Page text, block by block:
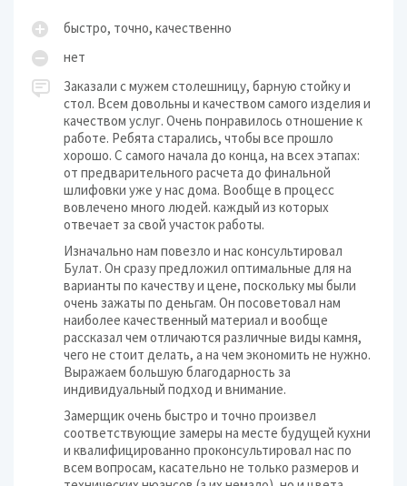
быстро, точно, качественно
нет
Заказали с мужем столешницу, барную стойку и
стол. Всем довольны и качеством самого изделия и
качеством услуг. Очень понравилось отношение к
работе. Ребята старались, чтобы все прошло
хорошо. С самого начала до конца, на всех этапах:
от предварительного расчета до финальной
шлифовки уже у нас дома. Вообще в процесс
вовлечено много людей. каждый из которых
отвечает за свой участок работы.
Изначально нам повезло и нас консультировал
Булат. Он сразу предложил оптимальные для на
варианты по качеству и цене, поскольку мы были
очень зажаты по деньгам. Он посоветовал нам
наиболее качественный материал и вообще
рассказал чем отличаются различные виды камня,
чего не стоит делать, а на чем экономить не нужно.
Выражаем большую благодарность за
индивидуальный подход и внимание.
Замерщик очень быстро и точно произвел
соответствующие замеры на месте будущей кухни
и квалифицированно проконсультировал нас по
всем вопросам, касательно не только размеров и